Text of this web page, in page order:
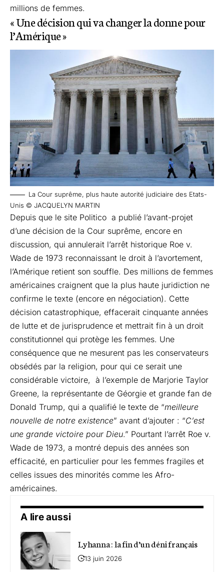
millions de femmes.
« Une décision qui va changer la donne pour
l’Amérique »
La Cour suprême, plus haute autorité judiciaire des Etats-
Unis © JACQUELYN MARTIN
Depuis que le site Politico a publié l’avant-projet
d’une décision de la Cour suprême, encore en
discussion, qui annulerait l’arrêt historique Roe v.
Wade de 1973 reconnaissant le droit à l’avortement,
l’Amérique retient son souffle. Des millions de femmes
américaines craignent que la plus haute juridiction ne
confirme le texte (encore en négociation). Cette
décision catastrophique, effacerait cinquante années
de lutte et de jurisprudence et mettrait fin à un droit
constitutionnel qui protège les femmes. Une
conséquence que ne mesurent pas les conservateurs
obsédés par la religion, pour qui ce serait une
considérable victoire, à l’exemple de Marjorie Taylor
Greene, la représentante de Géorgie et grande fan de
Donald Trump, qui a qualifié le texte de “meilleure
nouvelle de notre existence” avant d’ajouter : “C’est
une grande victoire pour Dieu.” Pourtant l’arrêt Roe v.
Wade de 1973, a montré depuis des années son
efficacité, en particulier pour les femmes fragiles et
celles issues des minorités comme les Afro-
américaines.
A lire aussi
Lyhanna : la fin d’un déni français
13 juin 2026